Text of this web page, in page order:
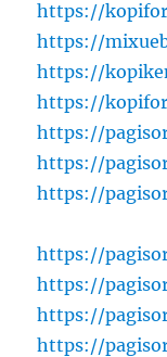
https://
https://
https://
https://
https://
https://
https://
https://
https://
https://
https://